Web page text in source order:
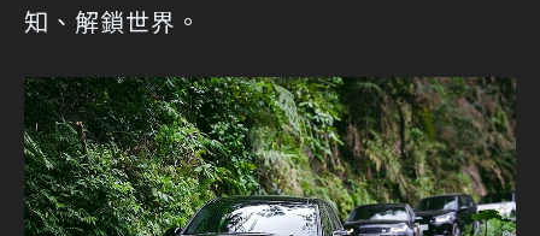
知、解鎖世界。